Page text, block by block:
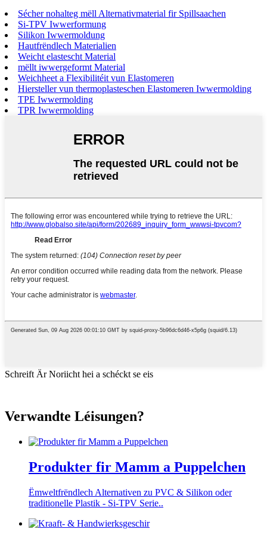
Sécher nohalteg mëll Alternativmaterial fir Spillsaachen
Si-TPV Iwwerformung
Silikon Iwwermoldung
Hautfrëndlech Materialien
Weicht elastescht Material
mëllt iwwergeformt Material
Weichheet a Flexibilitéit vun Elastomeren
Hiersteller vun thermoplasteschen Elastomeren Iwwermolding
TPE Iwwermolding
TPR Iwwermolding
Schreift Är Noriicht hei a schéckt se eis
Verwandte Léisungen?
Produkter fir Mamm a Puppelchen
Ëmweltfrëndlech Alternativen zu PVC & Silikon oder
traditionelle Plastik - Si-TPV Serie..